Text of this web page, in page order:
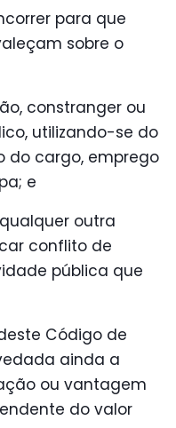
para que
sobre o
constranger ou
utilizando-se do
do cargo, emprego
e
outra
conflito de
pública que
Código de
ainda a
ou vantagem
do valor